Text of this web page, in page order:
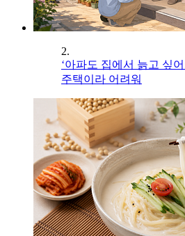
2.
‘아파도 집에서 늙고 싶
주택이라 어려워